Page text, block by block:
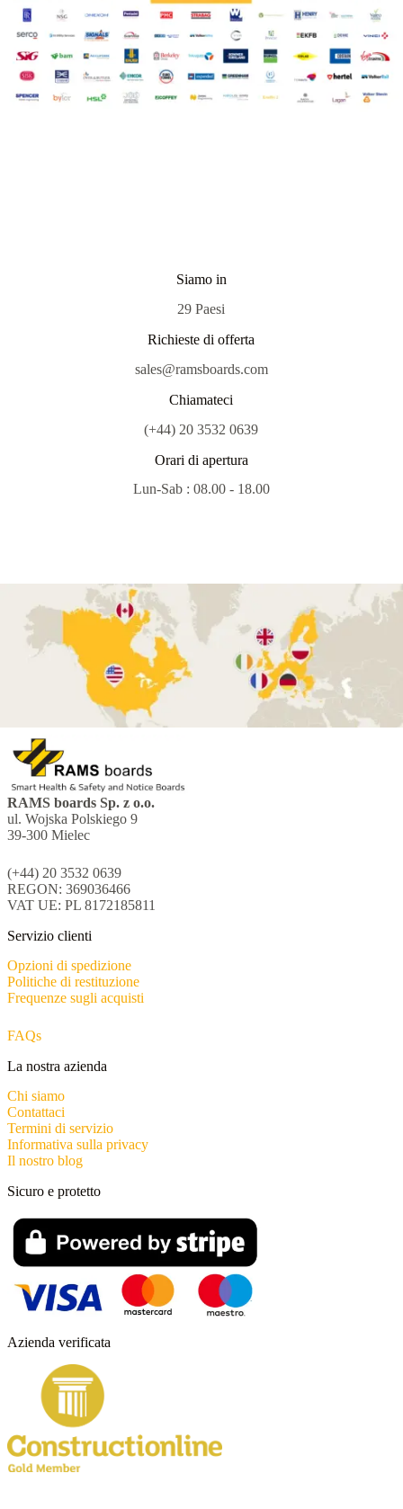
Siamo in
29 Paesi
Richieste di offerta
sales@ramsboards.com
Chiamateci
(+44) 20 3532 0639
Orari di apertura
Lun-Sab : 08.00 - 18.00
RAMS boards Sp. z o.o.
ul. Wojska Polskiego 9
39-300 Mielec
(+44) 20 3532 0639
REGON: 369036466
VAT UE: PL 8172185811
Servizio clienti
Opzioni di spedizione
Politiche di restituzione
Frequenze sugli acquisti
FAQs
La nostra azienda
Chi siamo
Contattaci
Termini di servizio
Informativa sulla privacy
Il nostro blog
Azienda verificata
Sicuro e protetto